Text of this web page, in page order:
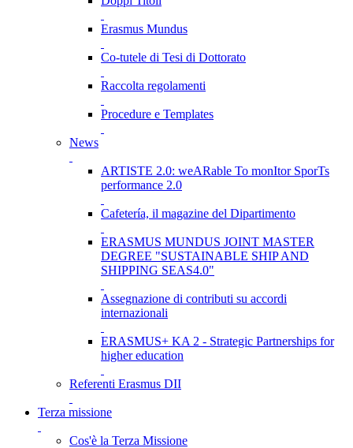
Erasmus Mundus
Co-tutele di Tesi di Dottorato
Raccolta regolamenti
Procedure e Templates
News
ARTISTE 2.0: weARable To monItor SporTs
performance 2.0
Cafetería, il magazine del Dipartimento
ERASMUS MUNDUS JOINT MASTER
DEGREE "SUSTAINABLE SHIP AND
SHIPPING SEAS4.0"
Assegnazione di contributi su accordi
internazionali
ERASMUS+ KA 2 - Strategic Partnerships for
higher education
Referenti Erasmus DII
Terza missione
Cos'è la Terza Missione